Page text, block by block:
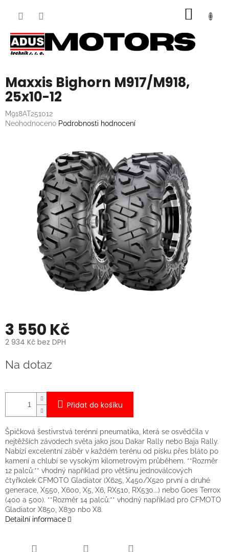
Maxxis Bighorn M917/M918,
25x10-12
M918AT251012
Průměrné
Neohodnoceno Podrobnosti hodnocení
3 550 Kč
2 934 Kč bez DPH
cena:
Na dotaz
Přidat do košíku
Špičková šestivrstvá terénní pneumatika, která se osvědčila v
nejtěžších závodech světa jako jsou Dakar Rally nebo Baja Rally.
Nabízí excelentní záběr v každém terénu od písku přes bláto po
kamení a chlubí se vysokým kilometrovým průběhem. **Rozměr
12 palců:** vhodný například pro většinu jednoválcových
čtyřkolek CFMOTO Gladiator (X625, X450/X520 první a druhé
generace, X550, X600, X5, X6, RX510, RX530...) nebo Goes Terrox
(400 a 500). **Rozměr 14 palců:** vhodný například pro CFMOTO
Gladiator X850, X830 nbo X8.
Detailní informace